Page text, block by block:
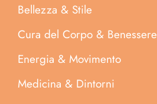
Bellezza & Stile
Cura del Corpo & Benessere
Energia & Movimento
Medicina & Dintorni